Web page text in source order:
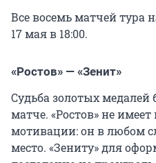
Все восемь матчей тура
17 мая в 18:00.
«Ростов» — «Зенит»
Судьба золотых медалей
матче. «Ростов» не
мотивации: он в любом
место. «Зениту» для